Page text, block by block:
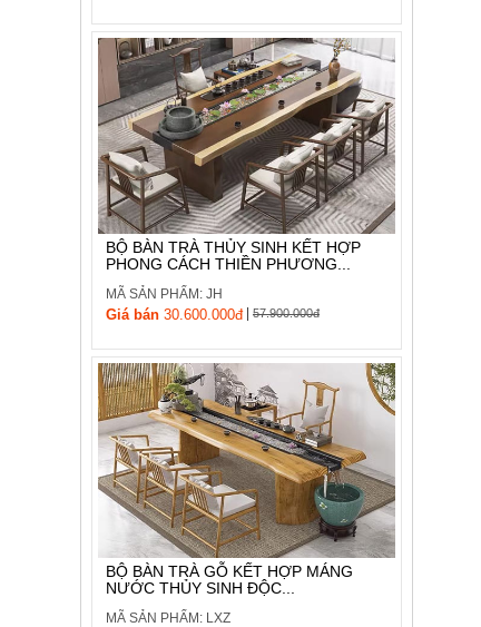
BỘ BÀN TRÀ THỦY SINH KẾT HỢP
PHONG CÁCH THIỀN PHƯƠNG...
MÃ SẢN PHẨM: JH
Giá bán 30.600.000đ| 57.900.000đ
BỘ BÀN TRÀ GỖ KẾT HỢP MÁNG
NƯỚC THỦY SINH ĐỘC...
MÃ SẢN PHẨM: LXZ